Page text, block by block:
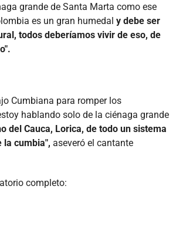
grande de Santa Marta como ese
es un gran humedal y debe ser
todos deberíamos vivir de eso, de
Cumbiana para romper los
hablando solo de la ciénaga grande
del Cauca, Lorica, de todo un sistema
la cumbia", aseveró el cantante
completo: